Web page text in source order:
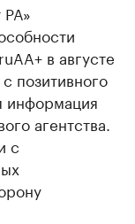
РА»
в августе
позитивного
информация
агентства.
с